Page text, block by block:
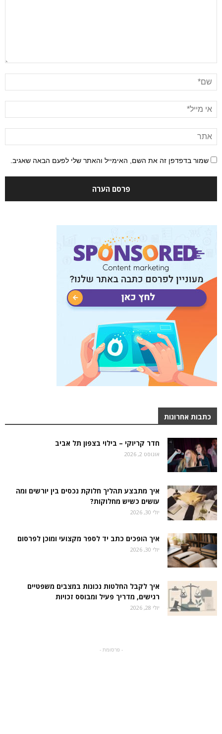
שמור בדפדפן זה את השם, האימייל והאתר שלי לפעם הבאה שאגיב.
כתבות אחרונות
חדר קריוקי – בילוי בצפון תל אביב
אוגוסט 2, 2026
איך מתבצע תהליך חלוקת נכסים בין יורשים ומה
עושים כשיש מחלוקות?
יולי 30, 2026
איך הופכים כתב יד לספר מקצועי ומוכן לפרסום
יולי 30, 2026
איך לקבל החלטות נכונות במצבים משפטיים
רגישים, מדריך פעיל ומבוסס זכויות
יולי 28, 2026
- פרסומת -